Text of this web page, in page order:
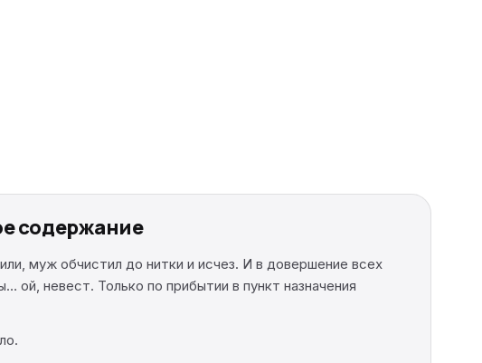
содержание
муж обчистил до нитки и исчез. И в довершение всех
ой, невест. Только по прибытии в пункт назначения